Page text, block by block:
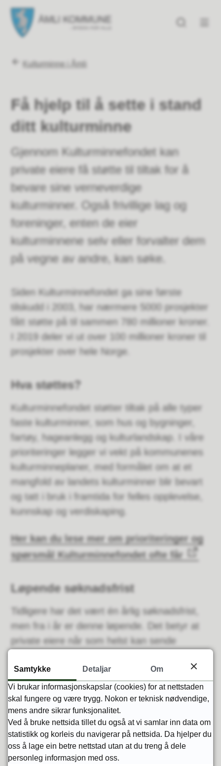
Åmli kommune
Du er her:
Kulturminne i Åmli
Få hjelp til å sette i stand
ditt kulturminne
Gjennom Kulturminnefondet kan
private eiere få støtte til tiltak for å
bevare sine verneverdige
kulturminner. Også frivillige lag og
foreninger, enten de eier
kulturminnene selv eller forvalter dem
på vegne av andre, kan søke.
Siden Kulturminnefondet ga sine første
tilskudd i 2003, har nærmere 5000 prosjekter
fått støtte på til sammen 780 millioner kroner.
I 2019 deler vi ut over 100 millioner kroner til
prosjekter over hele Norge.
Hva støttes?
Kulturminnefondet støtter tiltak på alle typer
faste kulturminner, som hus og bygninger,
fartøy, hageanlegg og kulturlandskap. I våre
prioriteringer legger vi vekt på kommunenes
kulturminneplaner, med formålet om at et
mangfold av landets kulturminner blir bevart
og tatt i bruk i framtida for felles opplevelse,
kunnskap og verdiskaping.
Her kan du lese mer om prioriteringer og
spørsmål Kulturminnefondet ofte får
Løpende søknadsfrist
Tidligere har det vært én årlig søknadsfrist,
men fra i år er denne løpende. Det betyr at
private eiere når som helst kan sende
Her finner du Kulturminnefondets
søknadsportal og veiledning til
søknaden
Har du spørsmål?
Samtykke Detaljar Om
Vi brukar informasjonskapslar (cookies) for at nettstaden
skal fungere og være trygg. Nokon er teknisk nødvendige,
mens andre sikrar funksjonalitet.
Ved å bruke nettsida tillet du også at vi samlar inn data om
statistikk og korleis du navigerar på nettsida. Da hjelper du
oss å lage ein betre nettstad utan at du treng å dele
personleg informasjon med oss.